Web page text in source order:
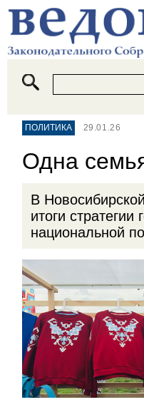
ПОЛИТИКА 29.01.26
Одна
В
итоги стратегии
национальной